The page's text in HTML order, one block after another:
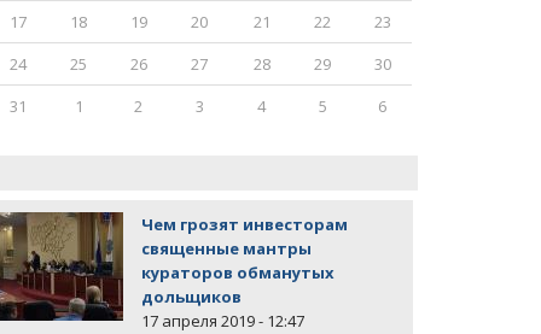
17
18 19 20 21 22
23
24
25 26 27 28 29
30
31
1 2 3 4 5 6
Чем грозят инвесторам
священные мантры
кураторов обманутых
дольщиков
17 апреля 2019 - 12:47